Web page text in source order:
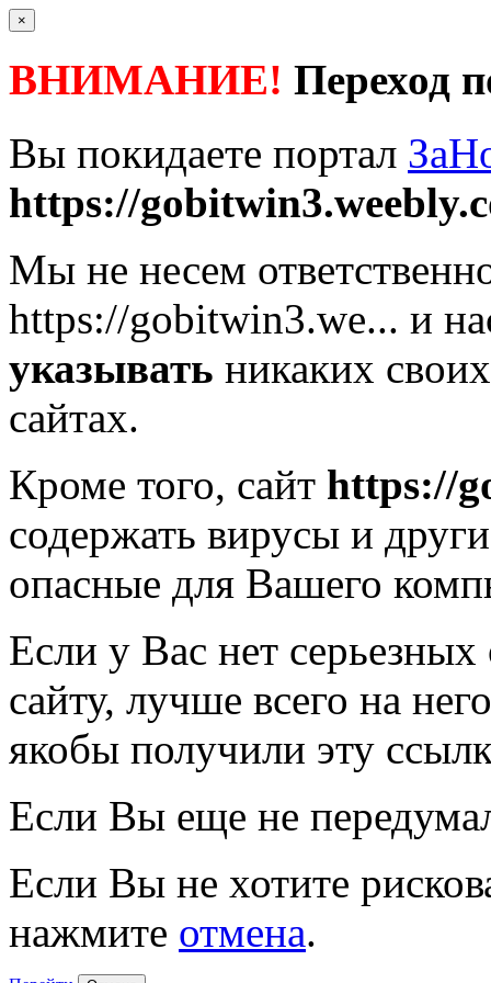
×
ВНИМАНИЕ! Переход
Вы покидаете портал
https://
Мы не несем
https://gobitwin3.we... и
указывать никаких
сайтах.
Кроме того, сайт https://
содержать вирусы и
опасные для Вашего
Если у Вас нет
сайту, лучше всего на
якобы получили эту
Если Вы еще не
Если Вы не хотите
нажмите отмена.